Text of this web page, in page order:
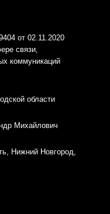
от 02.11.2020
связи,
коммуникаций
области
Михайлович
Нижний Новгород,